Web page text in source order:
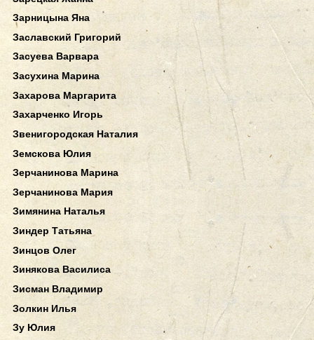
Зарницына Яна
Заславский Григорий
Засуева Варвара
Засухина Марина
Захарова Маргарита
Захарченко Игорь
Звенигородская Наталия
Земскова Юлия
Зерчанинова Марина
Зерчанинова Мария
Зимянина Наталья
Зиндер Татьяна
Зинцов Олег
Зинякова Василиса
Зисман Владимир
Золкин Илья
Зу Юлия